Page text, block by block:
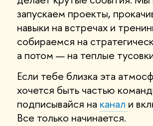
запускаем проекты,
навыки на встречах и
собираемся на
а потом — на теплые
Если тебе близка эта
хочется быть частью
подписывайся на канал и
Все только начинается.